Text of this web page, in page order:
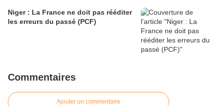
Niger : La France ne doit pas rééditer
les erreurs du passé (PCF)
Commentaires
Ajouter un commentaire